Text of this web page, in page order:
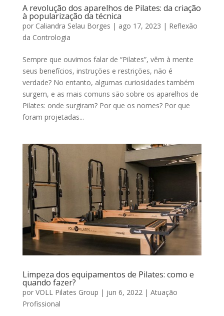
A revolução dos aparelhos de Pilates: da criação
à popularização da técnica
por Caliandra Selau Borges | ago 17, 2023 | Reflexão
da Contrologia
Sempre que ouvimos falar de “Pilates”, vêm à mente
seus benefícios, instruções e restrições, não é
verdade? No entanto, algumas curiosidades também
surgem, e as mais comuns são sobre os aparelhos de
Pilates: onde surgiram? Por que os nomes? Por que
foram projetadas...
Limpeza dos equipamentos de Pilates: como e
quando fazer?
por VOLL Pilates Group | jun 6, 2022| Atuação
Profissional